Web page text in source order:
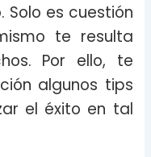
es cuestión
te resulta
Por ello, te
algunos tips
el éxito en tal